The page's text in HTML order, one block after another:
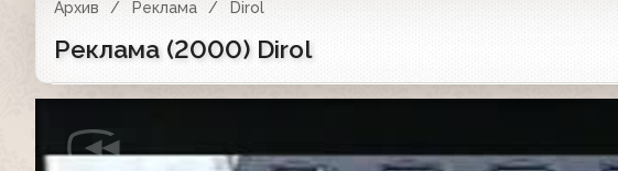
Архив Реклама Dirol
Реклама (2000) Dirol